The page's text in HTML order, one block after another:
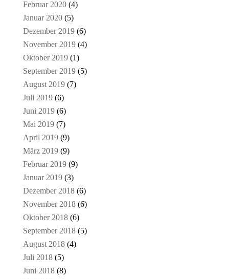
Februar 2020(4)
Januar 2020(5)
Dezember 2019(6)
November 2019(4)
Oktober 2019(1)
September 2019(5)
August 2019(7)
Juli 2019(6)
Juni 2019(6)
Mai 2019(7)
April 2019(9)
März 2019(9)
Februar 2019(9)
Januar 2019(3)
Dezember 2018(6)
November 2018(6)
Oktober 2018(6)
September 2018(5)
August 2018(4)
Juli 2018(5)
Juni 2018(8)